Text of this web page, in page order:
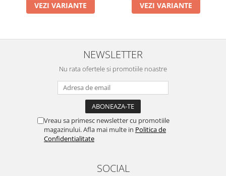
VEZI VARIANTE VEZI VARIANTE
NEWSLETTER
Nu rata ofertele si promotiile noastre
Vreau sa primesc newsletter cu promotiile
magazinului. Afla mai multe in Politica de
Confidentialitate
SOCIAL